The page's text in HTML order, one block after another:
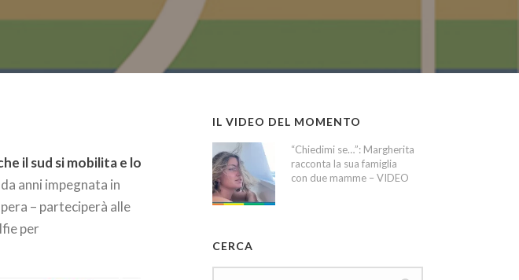
il sud si mobilita e lo
anni impegnata in
– parteciperà alle
per
IL VIDEO DEL MOMENTO
“Chiedimi se…”: Margherita
racconta la sua famiglia
con due mamme – VIDEO
CERCA